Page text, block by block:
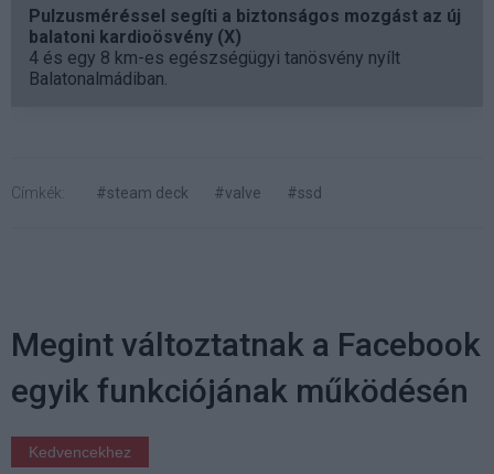
Pulzusméréssel segíti a biztonságos mozgást az új
balatoni kardioösvény (X)
4 és egy 8 km-es egészségügyi tanösvény nyílt
Balatonalmádiban.
Címkék: #steam deck #valve #ssd
Megint változtatnak a Facebook
egyik funkciójának működésén
Kedvencekhez